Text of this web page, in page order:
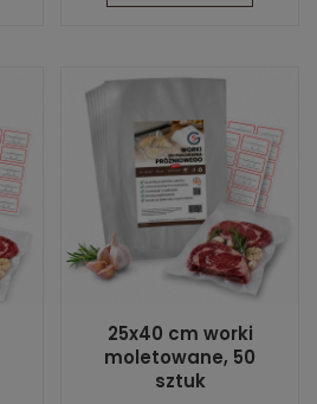
25x40 cm worki
moletowane, 50
sztuk